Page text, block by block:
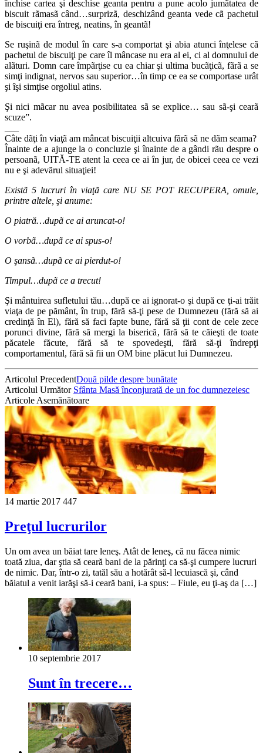
închise cartea şi deschise geanta pentru a pune acolo jumãtatea de
biscuit rãmasã când…surprizã, deschizând geanta vede cã pachetul
de biscuiţi era întreg, neatins, în geantã!
Se ruşinã de modul în care s-a comportat şi abia atunci înţelese cã
pachetul de biscuiţi pe care îl mâncase nu era al ei, ci al domnului de
alãturi. Domn care împãrţise cu ea chiar şi ultima bucãţicã, fãrã a se
simţi indignat, nervos sau superior…în timp ce ea se comportase urât
şi îşi simţise orgoliul atins.
Şi nici mãcar nu avea posibilitatea sã se explice… sau sã-şi cearã
scuze”.
Câte dãţi în viaţã am mâncat biscuiţii altcuiva fãrã sã ne dãm seama?
Înainte de a ajunge la o concluzie şi înainte de a gândi rãu despre o
persoanã, UITĂ-TE atent la ceea ce ai în jur, de obicei ceea ce vezi
nu e şi adevãrul situaţiei!
Existã 5 lucruri în viaţã care NU SE POT RECUPERA, omule,
printre altele, şi anume:
O piatră…dupã ce ai aruncat-o!
O vorbã…dupã ce ai spus-o!
O şansã…dupã ce ai pierdut-o!
Timpul…dupã ce a trecut!
Şi mântuirea sufletului tău…după ce ai ignorat-o şi după ce ţi-ai trăit
viaţa de pe pământ, în trup, fără să-ţi pese de Dumnezeu (fără să ai
credinţă în El), fără să faci fapte bune, fără să ţii cont de cele zece
porunci divine, fără să mergi la biserică, fără să te căieşti de toate
păcatele făcute, fără să te spovedeşti, fără să-ţi îndrepţi
comportamentul, fără să fii un OM bine plăcut lui Dumnezeu.
Articolul PrecedentDouă pilde despre bunătate
Articolul Următor Sfânta Masă înconjurată de un foc dumnezeiesc
Articole Asemănătoare
14 martie 2017 447
Preţul lucrurilor
Un om avea un băiat tare leneş. Atât de leneş, că nu făcea nimic
toată ziua, dar ştia să ceară bani de la părinţi ca să-şi cumpere lucruri
de nimic. Dar, într-o zi, tatăl său a hotărât să-l lecuiască şi, când
băiatul a venit iarăşi să-i ceară bani, i-a spus: – Fiule, eu ţi-aş da […]
10 septembrie 2017
Sunt în trecere…